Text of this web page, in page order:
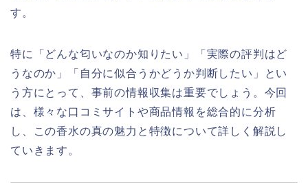
す。
特に「どんな匂いなのか知りたい」「実際の評判はど
うなのか」「自分に似合うかどうか判断したい」とい
う方にとって、事前の情報収集は重要でしょう。今回
は、様々な口コミサイトや商品情報を総合的に分析
し、この香水の真の魅力と特徴について詳しく解説し
ていきます。